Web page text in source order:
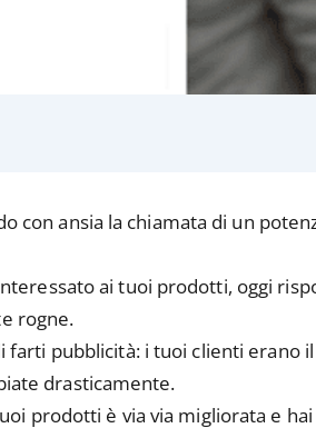
con ansia la chiamata di un
ai tuoi prodotti, oggi
rogne.
farti pubblicità: i tuoi clienti erano
drasticamente.
prodotti è via via migliorata e hai